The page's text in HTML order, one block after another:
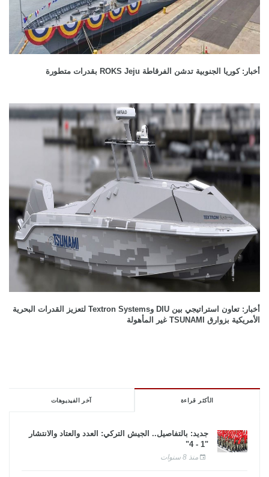
أخبار: كوريا الجنوبية تدشن الفرقاطة ROKS Jeju بقدرات متطورة
أخبار: تعاون استراتيجي بين DIU وTextron Systems لتعزيز القدرات البحرية
الأمريكية بزوارق TSUNAMI غير المأهولة
الأكثر قراءة آخر الفيديوهات
جديد: بالتفاصيل.. الجيش التركي: العدد والعتاد والانتشار
"1 - 4"
منذ 8 سنوات